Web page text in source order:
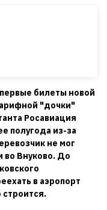
билеты новой
"дочки"
Росавиация
полугода из-за
не мог
во Внуково. До
в аэропорт
строится.